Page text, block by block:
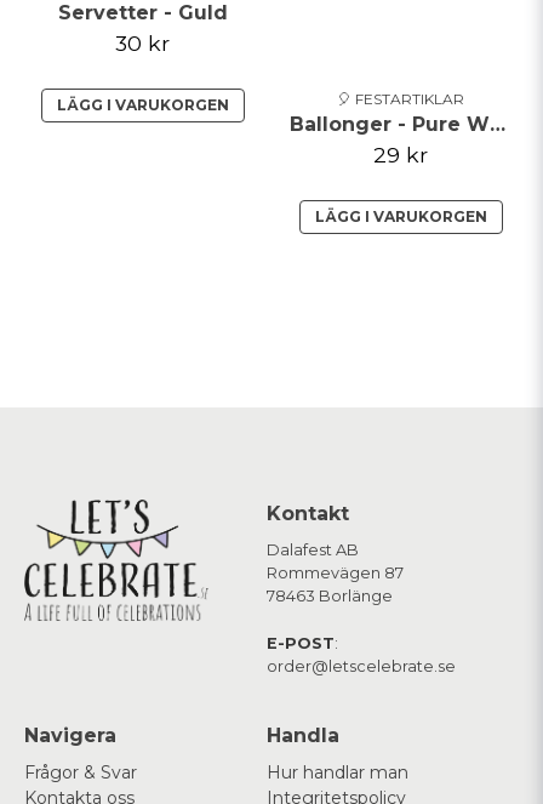
Servetter - Guld
30 kr
LÄGG I VARUKORGEN 🎈 FESTARTIKLAR
Ballonger - Pure White
29 kr
LÄGG I VARUKORGEN
Kontakt
Dalafest AB
Rommevägen 87
78463 Borlänge
E-POST:
order@letscelebrate.se
Navigera
Frågor & Svar
Kontakta oss
Handla
Hur handlar man
Integritetspolicy